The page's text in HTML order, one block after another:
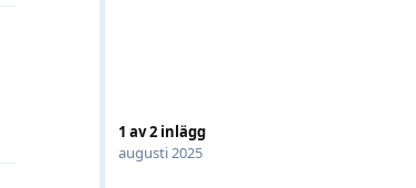
1 av2 inlägg
augusti 2025